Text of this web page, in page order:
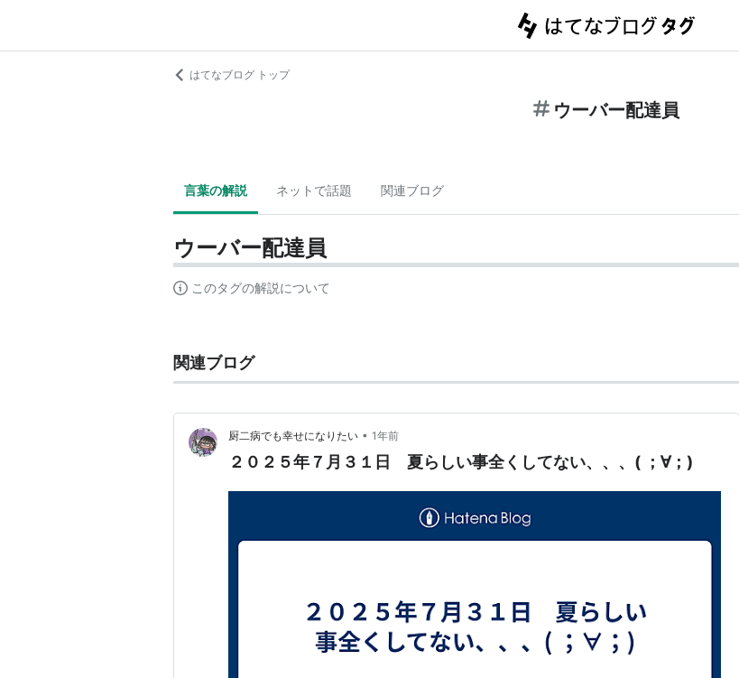
はてなブログ トップ
ウーバー配達員
言葉の解説 ネットで話題 関連ブログ
ウーバー配達員
このタグの解説について
関連ブログ
厨二病でも幸せになりたい • 1年前
２０２５年７月３１日 夏らしい事全くしてない、、、( ；∀；)